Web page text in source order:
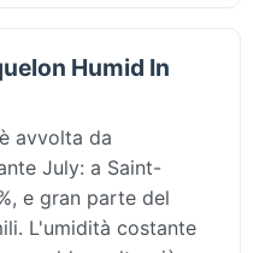
Humid In
avvolta da
July: a Saint-
e gran parte del
L'umidità costante